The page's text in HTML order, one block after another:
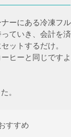
ーにある冷凍フル
ていき、会計を済
ットするだけ。
ヒーと同じですよ
。
すすめ